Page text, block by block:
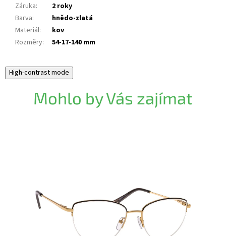
Záruka:
2 roky
Barva:
hnědo-zlatá
Materiál:
kov
Rozměry: 54-17-140 mm
High-contrast mode
Mohlo by Vás zajímat